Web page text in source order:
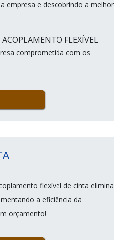
empresa e descobrindo a melhor
FLEXÍVEL
comprometida com os
flexível de cinta elimina
a eficiência da
orçamento!